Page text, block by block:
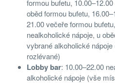
formou bufetu,
oběd formou bufetu,
21.00 večeře formou
nealkoholické nápoje, u
vybrané alkoholické
rozlévané)
Lobby bar: 10.00–22.00
alkoholické nápoje (vše